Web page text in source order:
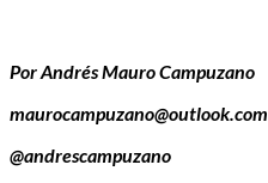
Por Andrés Mauro Campuzano
maurocampuzano@outlook.com
@andrescampuzano